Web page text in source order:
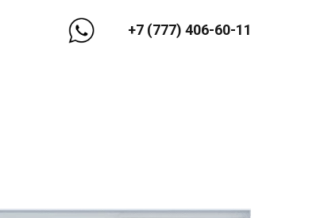
+7 (777) 406-60-11